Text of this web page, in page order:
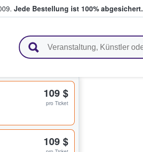
Jede Bestellung ist 100% abgesichert.
109 $
pro Ticket
109 $